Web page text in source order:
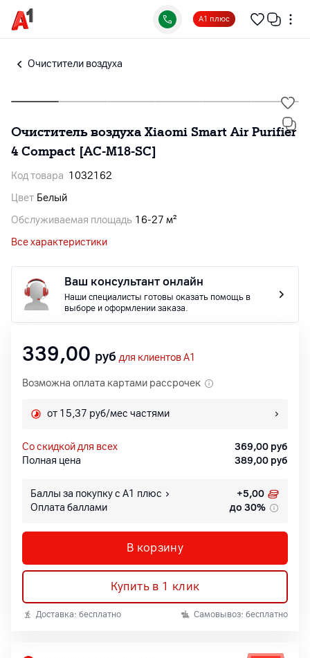
А1 плюс
Очистители воздуха
Очиститель воздуха Xiaomi Smart Air Purifier
4 Compact [AC-M18-SC]
Код товара 1032162
Цвет Белый
Обслуживаемая площадь 16-27 м²
Все характеристики
Ваш консультант онлайн
Наши специалисты готовы оказать помощь в
выборе и оформлении заказа.
339,00 руб для клиентов A1
Возможна оплата картами рассрочек
от 15,37 руб/мес частями
со скидкой для всех 369,00 руб
Полная цена
389,00 руб
Баллы за покупку с А1 плюс +5,00
Оплата баллами
до 30%
В корзину
Купить в 1 клик
Доставка: бесплатно Самовывоз: бесплатно